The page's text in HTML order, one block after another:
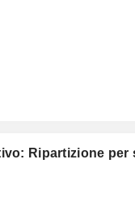
Ripartizione per